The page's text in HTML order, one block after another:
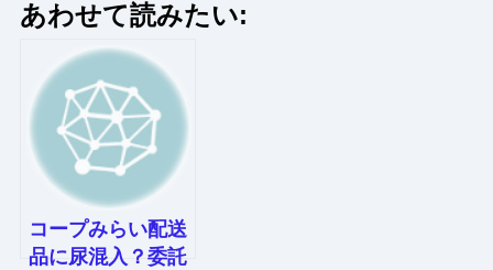
あわせて読みたい:
コープみらい配送
品に尿混入？委託